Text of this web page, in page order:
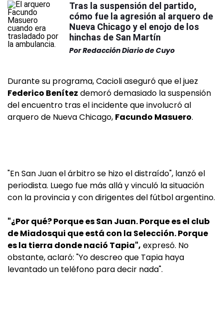
Tras la suspensión del partido,
cómo fue la agresión al arquero de
Nueva Chicago y el enojo de los
hinchas de San Martín
PorRedacción Diario de Cuyo
Durante su programa, Cacioli aseguró que el juez
Federico Benítez demoró demasiado la suspensión
del encuentro tras el incidente que involucró al
arquero de Nueva Chicago, Facundo Masuero.
"En San Juan el árbitro se hizo el distraído", lanzó el
periodista. Luego fue más allá y vinculó la situación
con la provincia y con dirigentes del fútbol argentino.
"¿Por qué? Porque es San Juan. Porque es el club
de Miadosqui que está con la Selección. Porque
es la tierra donde nació Tapia", expresó. No
obstante, aclaró: "Yo descreo que Tapia haya
levantado un teléfono para decir nada".